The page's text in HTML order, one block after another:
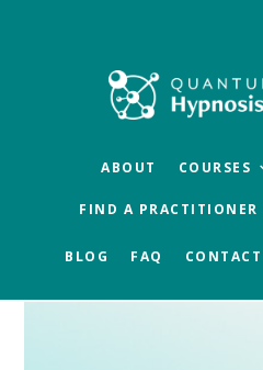
ABOUT COURSES
FIND A PRACTITIONER
BLOG FAQ CONTACT